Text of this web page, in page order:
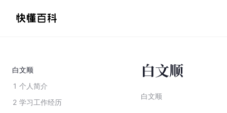
白文顺
1 个人简介
2 学习工作经历
白文顺
白文顺